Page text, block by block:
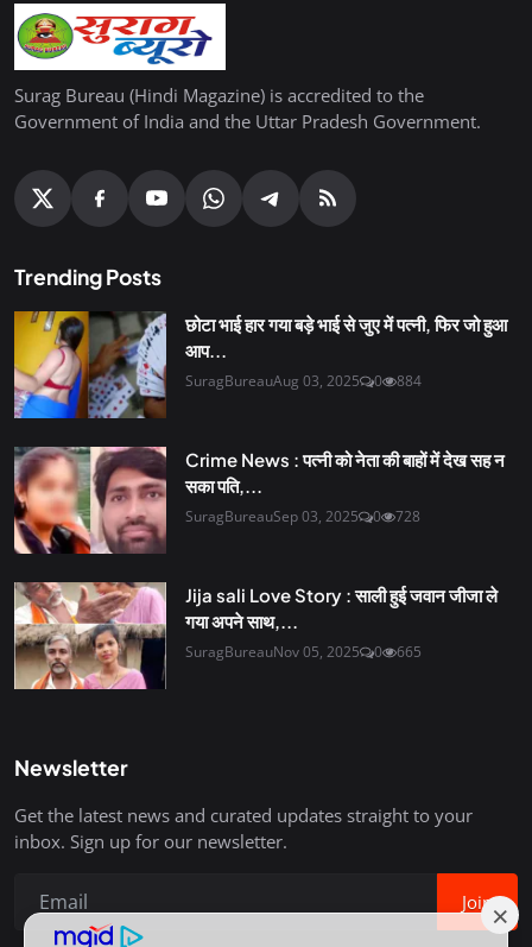
Surag Bureau (Hindi Magazine) is accredited to the
Government of India and the Uttar Pradesh Government.
Trending Posts
छोटा भाई हार गया बड़े भाई से जुए में पत्नी, फिर जो हुआ
आप...
SuragBureauAug 03, 2025 0 884
Crime News : पत्नी को नेता की बाहों में देख सह न
सका पति,...
SuragBureauSep 03, 2025 0 728
Jija sali Love Story : साली हुई जवान जीजा ले
गया अपने साथ,...
SuragBureauNov 05, 2025 0 665
Newsletter
Get the latest news and curated updates straight to your
inbox. Sign up for our newsletter.
Join